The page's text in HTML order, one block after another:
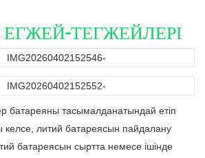
ЕГЖЕЙ-ТЕГЖЕЙЛЕРІ
батареяны тасымалданатындай етіп
келсе, литий батареясын пайдалану
батареясын сыртта немесе ішінде